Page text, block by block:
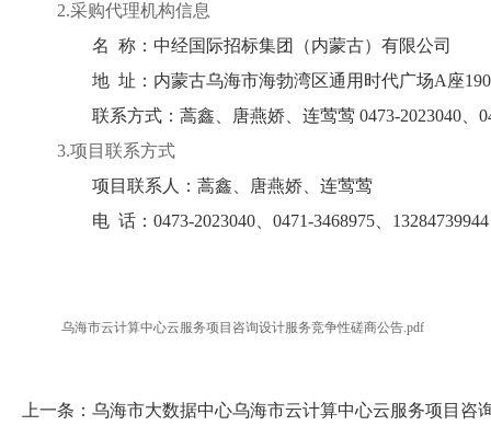
2.采购代理机构信息
名 称： 中经国际招标集团（内蒙古）有限公司
地 址： 内蒙古乌海市海勃湾区通用时代广场A座
联系方式： 蒿鑫、唐燕娇、连莺莺 0473-2023040、
3.项目联系方式
项目联系人： 蒿鑫、唐燕娇、连莺莺
电 话： 0473-2023040、0471-3468975、13284739944
乌海市云计算中心云服务项目咨询设计服务竞争性磋商公告.pdf
上一条： 乌海市大数据中心乌海市云计算中心云服务项目咨